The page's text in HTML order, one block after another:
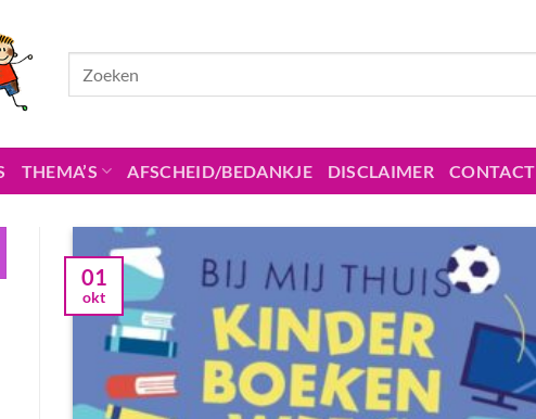
THEMA’S AFSCHEID/BEDANKJE DISCLAIMER CONTACT
01
okt